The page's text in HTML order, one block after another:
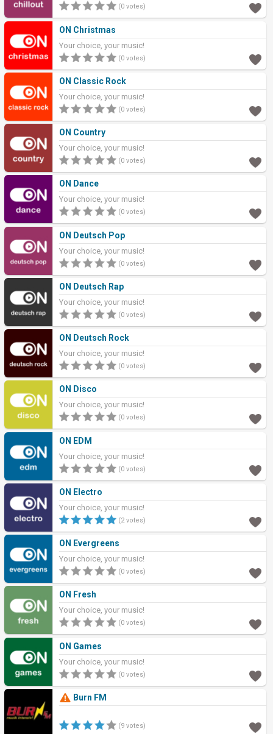
(0 votes)
ON Christmas
Your choice, your music!
(0 votes)
ON Classic Rock
Your choice, your music!
(0 votes)
ON Country
Your choice, your music!
(0 votes)
ON Dance
Your choice, your music!
(0 votes)
ON Deutsch Pop
Your choice, your music!
(0 votes)
ON Deutsch Rap
Your choice, your music!
(0 votes)
ON Deutsch Rock
Your choice, your music!
(0 votes)
ON Disco
Your choice, your music!
(0 votes)
ON EDM
Your choice, your music!
(0 votes)
ON Electro
Your choice, your music!
(2 votes)
ON Evergreens
Your choice, your music!
(0 votes)
ON Fresh
Your choice, your music!
(0 votes)
ON Games
Your choice, your music!
(0 votes)
Burn FM
(9 votes)